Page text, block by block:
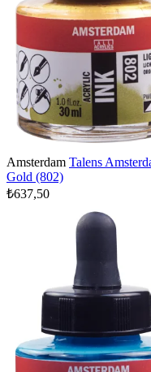
Amsterdam Talens
Gold (802)
₺637,50